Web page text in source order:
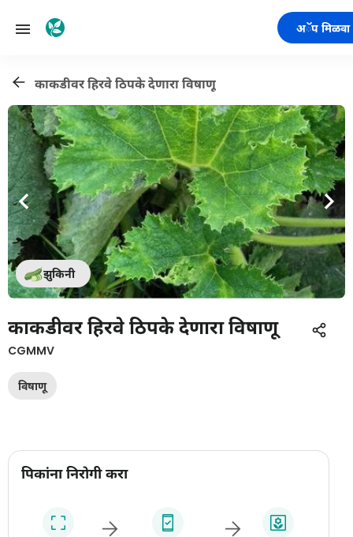
अॅप मिळवा
काकडीवर हिरवे ठिपके देणारा विषाणू
झुकिनी
काकडीवर हिरवे ठिपके देणारा विषाणू
CGMMV
विषाणू
पिकांना निरोगी करा